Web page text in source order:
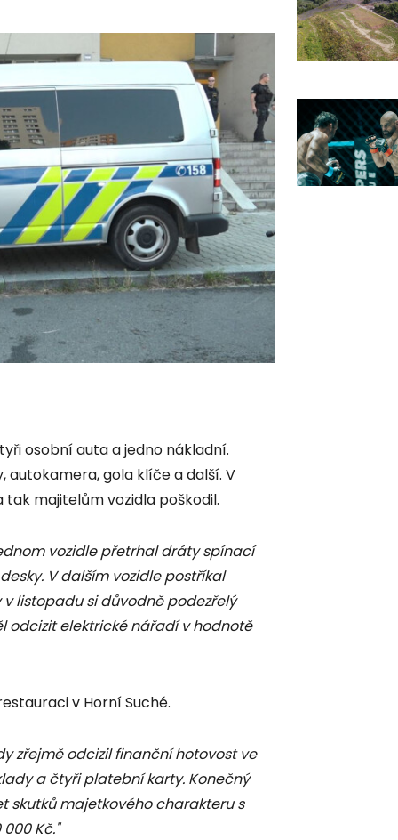
osobní auta a jedno nákladní.
autokamera, gola klíče a další. V
majitelům vozidla poškodil.
vozidle přetrhal dráty spínací
V dalším vozidle postříkal
listopadu si důvodně podezřelý
odcizit elektrické nářadí v hodnotě
v Horní Suché.
zřejmě odcizil finanční hotovost ve
a čtyři platební karty. Konečný
skutků majetkového charakteru s
Kč."